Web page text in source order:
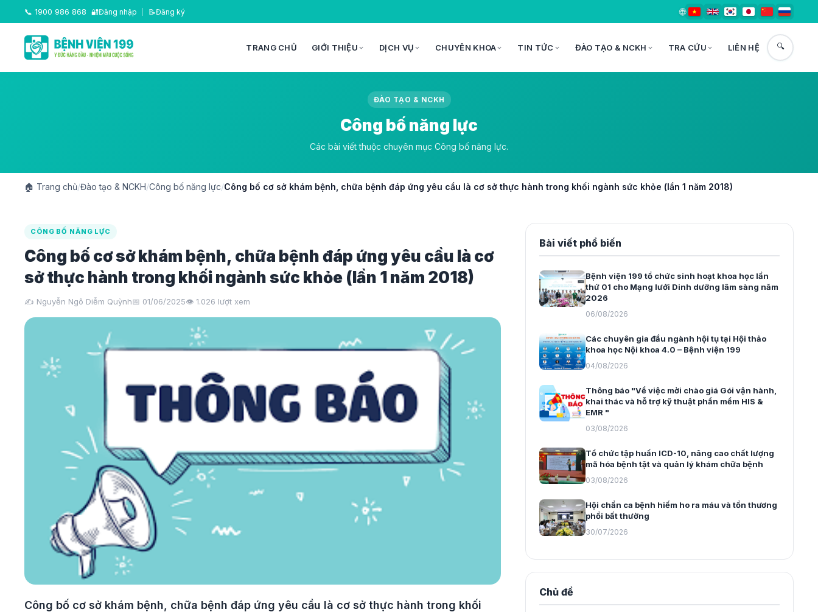
📞 1900 986 868 🔐Đăng nhập 📝Đăng ký 🌐
TRANG CHỦ GIỚI THIỆU DỊCH VỤ CHUYÊN KHOA TIN TỨC ĐÀO TẠO & NCKH TRA CỨU LIÊN HỆ 🔍
ĐÀO TẠO & NCKH
Công bố năng lực
Các bài viết thuộc chuyên mục Công bố năng lực.
🏠 Trang chủ/Đào tạo & NCKH/Công bố năng lực/Công bố cơ sở khám bệnh, chữa bệnh đáp ứng yêu cầu là cơ sở thực hành trong khối ngành sức khỏe (lần 1 năm 2018)
CÔNG BỐ NĂNG LỰC
Công bố cơ sở khám bệnh, chữa bệnh đáp ứng yêu cầu là cơ
sở thực hành trong khối ngành sức khỏe (lần 1 năm 2018)
✍️ Nguyễn Ngô Diễm Quỳnh📅 01/06/2025👁️ 1.026 lượt xem
Công bố cơ sở khám bệnh, chữa bệnh đáp ứng yêu cầu là cơ sở thực hành trong khối
Bài viết phổ biến
Bệnh viện 199 tổ chức sinh hoạt khoa học lần
thứ 01 cho Mạng lưới Dinh dưỡng lâm sàng năm
2026
06/08/2026
Các chuyên gia đầu ngành hội tụ tại Hội thảo
khoa học Nội khoa 4.0 – Bệnh viện 199
04/08/2026
Thông báo "Về việc mời chào giá Gói vận hành,
khai thác và hỗ trợ kỹ thuật phần mềm HIS &
EMR "
03/08/2026
Tổ chức tập huấn ICD-10, nâng cao chất lượng
mã hóa bệnh tật và quản lý khám chữa bệnh
03/08/2026
Hội chẩn ca bệnh hiếm ho ra máu và tổn thương
phổi bất thường
30/07/2026
Chủ đề